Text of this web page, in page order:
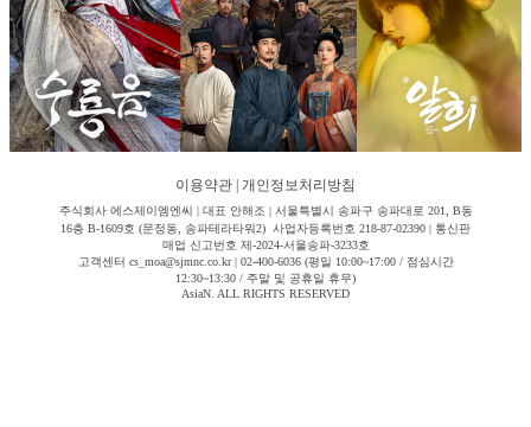
이용약관 개인정보처리방침
주식회사 에스제이엠엔씨 | 대표 안해조 | 서울특별시 송파구 송파대로 201, B동
16층 B-1609호 (문정동, 송파테라타워2) 사업자등록번호 218-87-02390 | 통신판
매업 신고번호 제-2024-서울송파-3233호
고객센터 cs_moa@sjmnc.co.kr | 02-400-6036 (평일 10:00~17:00 / 점심시간
12:30~13:30 / 주말 및 공휴일 휴무)
AsiaN. ALL RIGHTS RESERVED